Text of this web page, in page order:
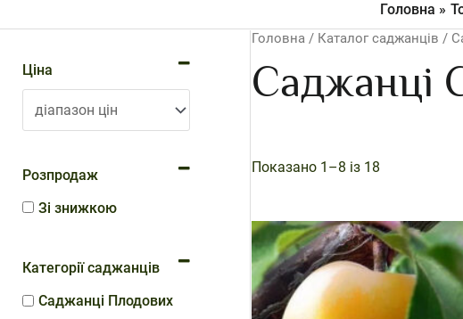
Головна
Ціна
Розпродаж
Зі знижкою
Категорії саджанців
Саджанці Плодових
Головна/ Каталог саджанців /
Саджанці
Показано 1–8 із 18